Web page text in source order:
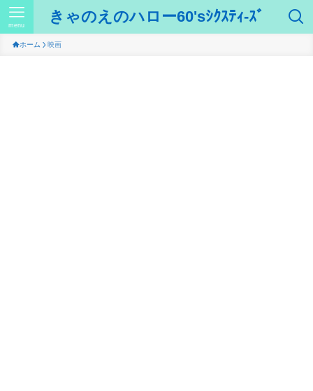
きゃのえのハロー60'sｼｸｽﾃｨ-ｽﾞ
menu
ホーム 映画